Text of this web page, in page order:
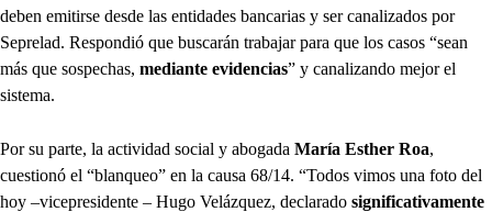
deben emitirse desde las entidades bancarias y ser canalizados por
Seprelad. Respondió que buscarán trabajar para que los casos “sean
más que sospechas, mediante evidencias” y canalizando mejor el
sistema.
Por su parte, la actividad social y abogada María Esther Roa,
cuestionó el “blanqueo” en la causa 68/14. “Todos vimos una foto del
hoy –vicepresidente – Hugo Velázquez, declarado significativamente